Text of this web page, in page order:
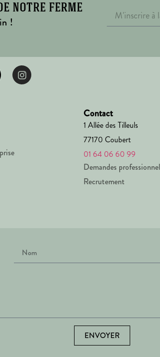
notre ferme
!
Contact
1 Allée des Tilleuls
77170 Coubert
01 64 06 60 99
Demandes
Recrutement
ENVOYER